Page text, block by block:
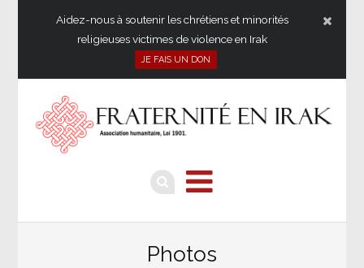
Aidez-nous à soutenir les chrétiens et minorités
religieuses victimes de violence en Irak
JE FAIS UN DON
Photos